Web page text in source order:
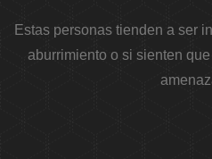
Estas personas tienden a ser
aburrimiento o si sienten